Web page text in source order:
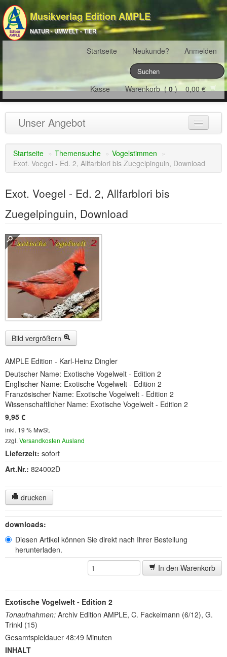
Musikverlag Edition AMPLE
NATUR - UMWELT - TIER
Startseite Neukunde? Anmelden
Kasse Warenkorb (0) 0,00 €
Unser Angebot
NATURJAHR(12)
ÖSTERREICH (22)
Serie ENTSPANNUNG NATUR
CDs
SOFORT HERUNTERLADEN
CD-ROM-MP3/DVD-ROM-MP3
DVD-Videos(8)
Spezial, Buch (28)
Engl./Franz. Produkte(33)
Themensuche
Soundarchiv
Startseite » Themensuche » Vogelstimmen »
Exot. Voegel - Ed. 2, Allfarblori bis Zuegelpinguin, Download
Exot. Voegel - Ed. 2, Allfarblori bis
Zuegelpinguin, Download
Bild vergrößern
AMPLE Edition - Karl-Heinz Dingler
Deutscher Name: Exotische Vogelwelt - Edition 2
Englischer Name: Exotische Vogelwelt - Edition 2
Französischer Name: Exotische Vogelwelt - Edition 2
Wissenschaftlicher Name: Exotische Vogelwelt - Edition 2
9,95 €
inkl. 19 % MwSt.
zzgl. Versandkosten Ausland
Lieferzeit: sofort
Art.Nr.: 824002D
drucken
downloads:
Diesen Artikel können Sie direkt nach Ihrer Bestellung
herunterladen.
In den Warenkorb
Exotische Vogelwelt - Edition 2
Tonaufnahmen: Archiv Edition AMPLE, C. Fackelmann (6/12), G.
Trinkl (15)
Gesamtspieldauer 48:49 Minuten
INHALT